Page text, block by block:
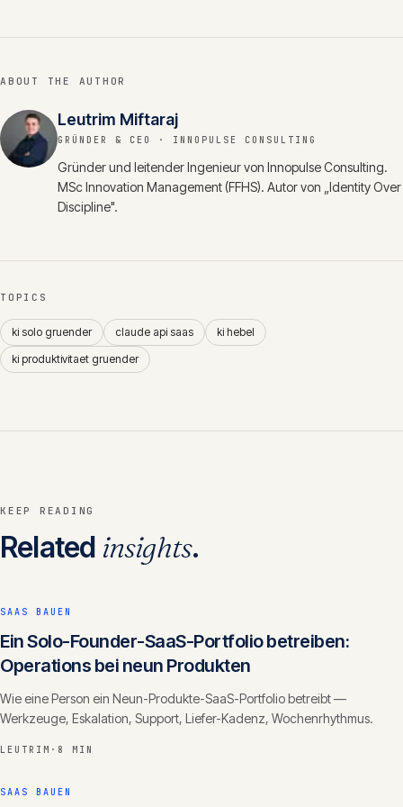
ABOUT THE AUTHOR
Leutrim Miftaraj
GRÜNDER & CEO · INNOPULSE CONSULTING
Gründer und leitender Ingenieur von Innopulse Consulting.
MSc Innovation Management (FFHS). Autor von „Identity Over
Discipline".
TOPICS
ki solo gruender claude api saas
ki hebel
ki produktivitaet gruender
KEEP READING
Related insights.
SAAS BAUEN
Ein Solo-Founder-SaaS-Portfolio betreiben:
Operations bei neun Produkten
Wie eine Person ein Neun-Produkte-SaaS-Portfolio betreibt —
Werkzeuge, Eskalation, Support, Liefer-Kadenz, Wochenrhythmus.
LEUTRIM · 8 MIN
SAAS BAUEN